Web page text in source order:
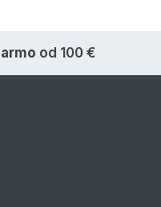
od 100 €